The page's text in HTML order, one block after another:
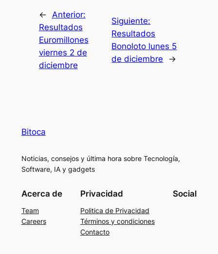
← Anterior:
Resultados
Euromillones
viernes 2 de
diciembre
Siguiente:
Resultados
Bonoloto lunes 5
de diciembre
→
Bitoca
Noticias, consejos y última hora sobre Tecnología,
Software, IA y gadgets
Acerca de
Team
Careers
Privacidad
Politica de Privacidad
Términos y condiciones
Contacto
Social